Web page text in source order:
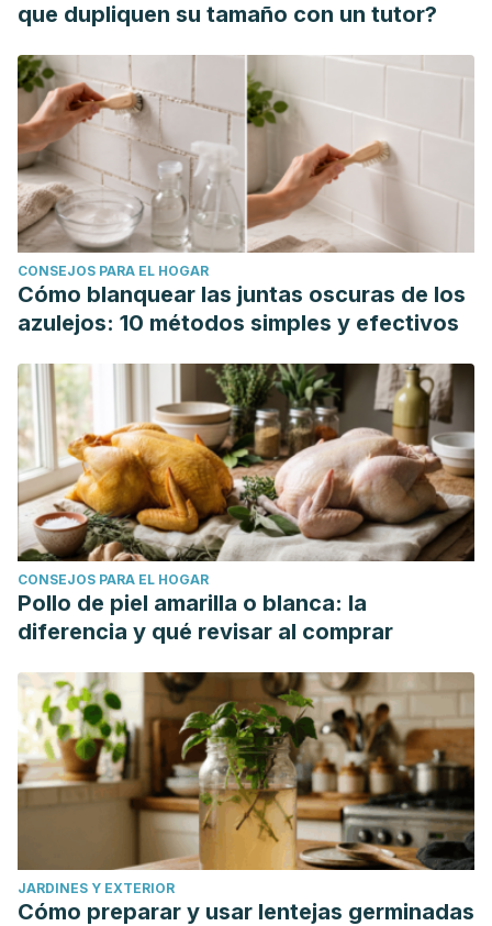
que dupliquen su tamaño con un tutor?
CONSEJOS PARA EL HOGAR
Cómo blanquear las juntas oscuras de los
azulejos: 10 métodos simples y efectivos
CONSEJOS PARA EL HOGAR
Pollo de piel amarilla o blanca: la
diferencia y qué revisar al comprar
JARDINES Y EXTERIOR
Cómo preparar y usar lentejas germinadas